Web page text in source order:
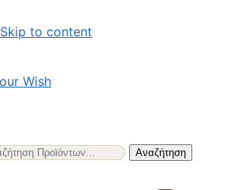
Skip to content
Αναζήτηση
Αναζήτηση